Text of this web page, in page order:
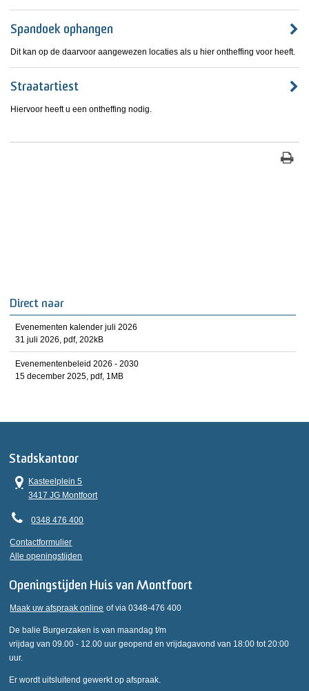
Spandoek ophangen
Dit kan op de daarvoor aangewezen locaties als u hier ontheffing voor heeft.
Straatartiest
Hiervoor heeft u een ontheffing nodig.
Direct naar
Evenementen kalender juli 2026
31 juli 2026,pdf, 202kB
Evenementenbeleid 2026 - 2030
15 december 2025,pdf, 1MB
Stadskantoor
Kasteelplein 5
3417 JG Montfoort
0348 476 400
Contactformulier
Alle openingstijden
Openingstijden Huis van Montfoort
Maak uw afspraak online of via 0348-476 400
De balie Burgerzaken is van maandag t/m
vrijdag van 09.00 - 12.00 uur geopend en vrijdagavond van 18:00 tot 20:00
uur.
Er wordt uitsluitend gewerkt op afspraak.